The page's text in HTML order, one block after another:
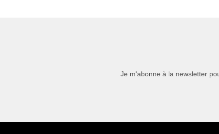
Je m'abonne à la newsletter